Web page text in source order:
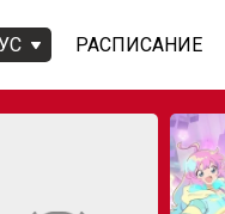
РАСПИСАНИЕ